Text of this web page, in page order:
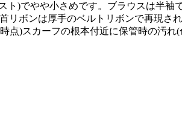
)でやや小さめです。ブラウスは半袖
ボンは厚手のベルトリボンで再現さ
)スカーフの根本付近に保管時の汚れ